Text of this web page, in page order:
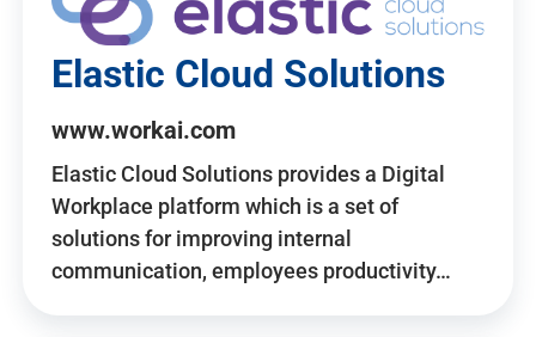
Elastic Cloud Solutions
www.workai.com
Elastic Cloud Solutions provides a Digital
Workplace platform which is a set of
solutions for improving internal
communication, employees productivity…